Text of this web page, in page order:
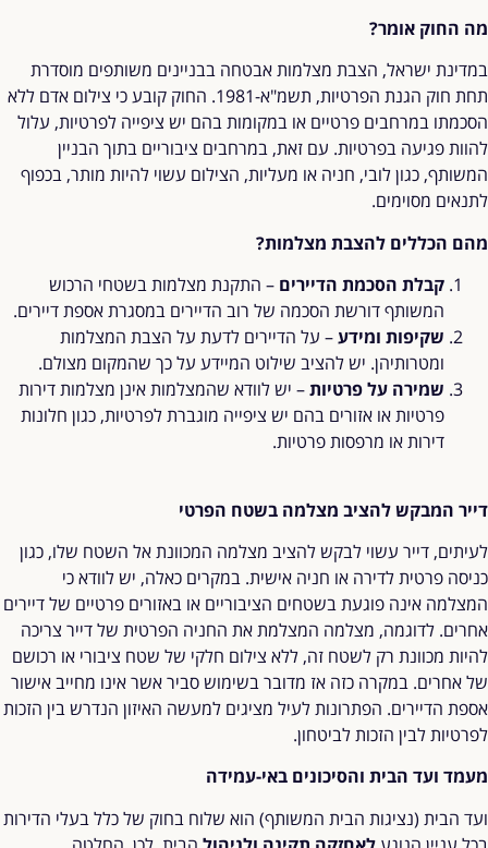
מה החוק אומר?
במדינת ישראל, הצבת מצלמות אבטחה בבניינים משותפים מוסדרת
תחת חוק הגנת הפרטיות, תשמ"א-1981. החוק קובע כי צילום אדם ללא
הסכמתו במרחבים פרטיים או במקומות בהם יש ציפייה לפרטיות, עלול
להוות פגיעה בפרטיות. עם זאת, במרחבים ציבוריים בתוך הבניין
המשותף, כגון לובי, חניה או מעליות, הצילום עשוי להיות מותר, בכפוף
לתנאים מסוימים.
מהם הכללים להצבת מצלמות?
קבלת הסכמת הדיירים – התקנת מצלמות בשטחי הרכוש
המשותף דורשת הסכמה של רוב הדיירים במסגרת אספת דיירים.
שקיפות ומידע– על הדיירים לדעת על הצבת המצלמות
ומטרותיהן. יש להציב שילוט המיידע על כך שהמקום מצולם.
שמירה על פרטיות– יש לוודא שהמצלמות אינן מצלמות דירות
פרטיות או אזורים בהם יש ציפייה מוגברת לפרטיות, כגון חלונות
דירות או מרפסות פרטיות.
דייר המבקש להציב מצלמה בשטח הפרטי
לעיתים, דייר עשוי לבקש להציב מצלמה המכוונת אל השטח שלו, כגון
כניסה פרטית לדירה או חניה אישית. במקרים כאלה, יש לוודא כי
המצלמה אינה פוגעת בשטחים הציבוריים או באזורים פרטיים של דיירים
אחרים. לדוגמה, מצלמה המצלמת את החניה הפרטית של דייר צריכה
להיות מכוונת רק לשטח זה, ללא צילום חלקי של שטח ציבורי או רכושם
של אחרים. במקרה כזה אז מדובר בשימוש סביר אשר אינו מחייב אישור
אספת הדיירים. הפתרונות לעיל מציגים למעשה האיזון הנדרש בין הזכות
לפרטיות לבין הזכות לביטחון.
מעמד ועד הבית והסיכונים באי-עמידה
ועד הבית (נציגות הבית המשותף) הוא שלוח בחוק של כלל בעלי הדירות